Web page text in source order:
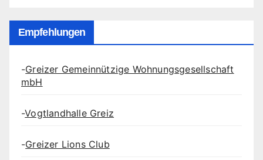
Empfehlungen
-Greizer Gemeinnützige Wohnungsgesellschaft
mbH
-Vogtlandhalle Greiz
-Greizer Lions Club